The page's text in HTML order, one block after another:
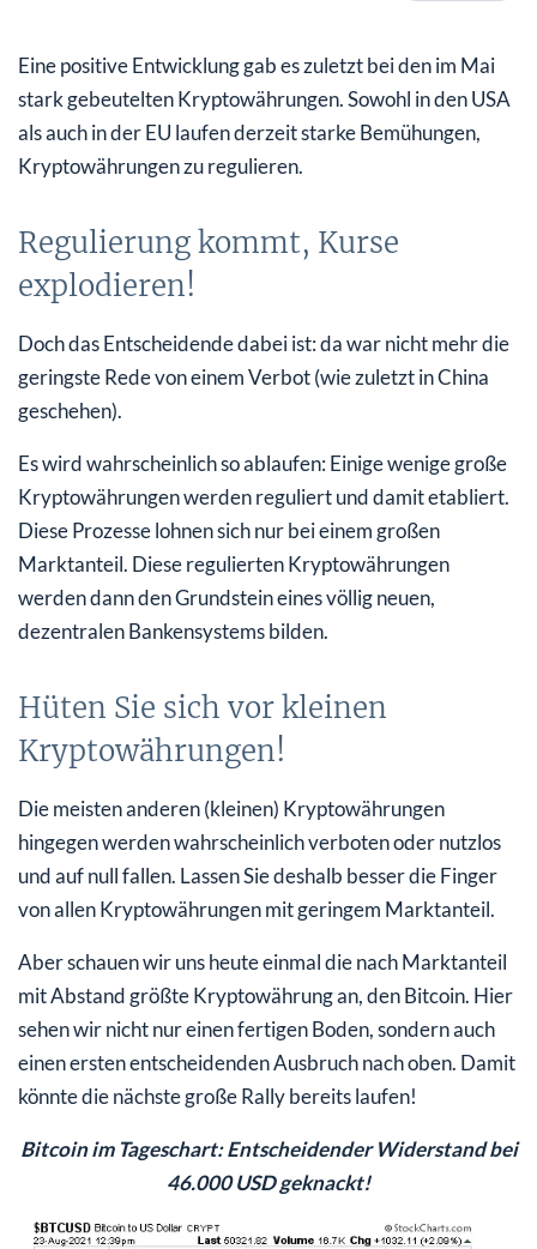
Eine positive Entwicklung gab es zuletzt bei den im Mai
stark gebeutelten Kryptowährungen. Sowohl in den USA
als auch in der EU laufen derzeit starke Bemühungen,
Kryptowährungen zu regulieren.
Regulierung kommt, Kurse
explodieren!
Doch das Entscheidende dabei ist: da war nicht mehr die
geringste Rede von einem Verbot (wie zuletzt in China
geschehen).
Es wird wahrscheinlich so ablaufen: Einige wenige große
Kryptowährungen werden reguliert und damit etabliert.
Diese Prozesse lohnen sich nur bei einem großen
Marktanteil. Diese regulierten Kryptowährungen
werden dann den Grundstein eines völlig neuen,
dezentralen Bankensystems bilden.
Hüten Sie sich vor kleinen
Kryptowährungen!
Die meisten anderen (kleinen) Kryptowährungen
hingegen werden wahrscheinlich verboten oder nutzlos
und auf null fallen. Lassen Sie deshalb besser die Finger
von allen Kryptowährungen mit geringem Marktanteil.
Aber schauen wir uns heute einmal die nach Marktanteil
mit Abstand größte Kryptowährung an, den Bitcoin. Hier
sehen wir nicht nur einen fertigen Boden, sondern auch
einen ersten entscheidenden Ausbruch nach oben. Damit
könnte die nächste große Rally bereits laufen!
Bitcoin im Tageschart: Entscheidender Widerstand bei
46.000 USD geknackt!